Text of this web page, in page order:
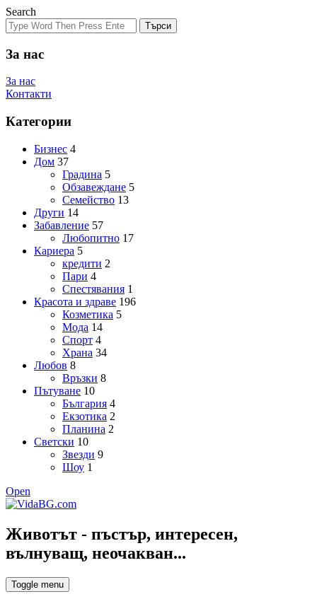
Search
Търси
За нас
За нас
Контакти
Категории
Бизнес 4
Дом 37
Градина 5
Обзавеждане 5
Семейство 13
Други 14
Забавление 57
Любопитно 17
Кариера 5
кредити 2
Пари 4
Спестявания 1
Красота и здраве 196
Козметика 5
Мода 14
Спорт 4
Храна 34
Любов 8
Връзки 8
Пътуване 10
България 4
Екзотика 2
Планина 2
Светски 10
Звезди 9
Шоу 1
Open
Животът - пъстър, интересен,
вълнуващ, неочакван...
Toggle menu